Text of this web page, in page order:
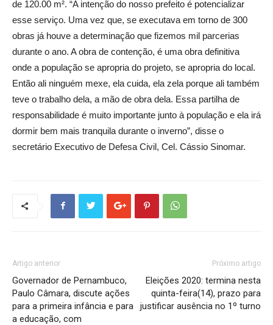
de 120.00 m². “A intenção do nosso prefeito é potencializar
esse serviço. Uma vez que, se executava em torno de 300
obras já houve a determinação que fizemos mil parcerias
durante o ano. A obra de contenção, é uma obra definitiva
onde a população se apropria do projeto, se apropria do local.
Então ali ninguém mexe, ela cuida, ela zela porque ali também
teve o trabalho dela, a mão de obra dela. Essa partilha de
responsabilidade é muito importante junto à população e ela irá
dormir bem mais tranquila durante o inverno”, disse o
secretário Executivo de Defesa Civil, Cel. Cássio Sinomar.
Artigo anterior
Governador de Pernambuco,
Paulo Câmara, discute ações
para a primeira infância e para
a educação, com
Próximo artigo
Eleições 2020: termina nesta
quinta-feira(14), prazo para
justificar ausência no 1º turno